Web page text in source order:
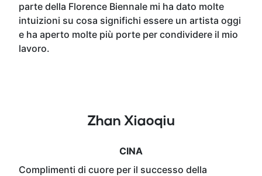
parte della Florence Biennale mi ha dato molte
intuizioni su cosa significhi essere un artista oggi
e ha aperto molte più porte per condividere il mio
lavoro.
Zhan Xiaoqiu
CINA
Complimenti di cuore per il successo della